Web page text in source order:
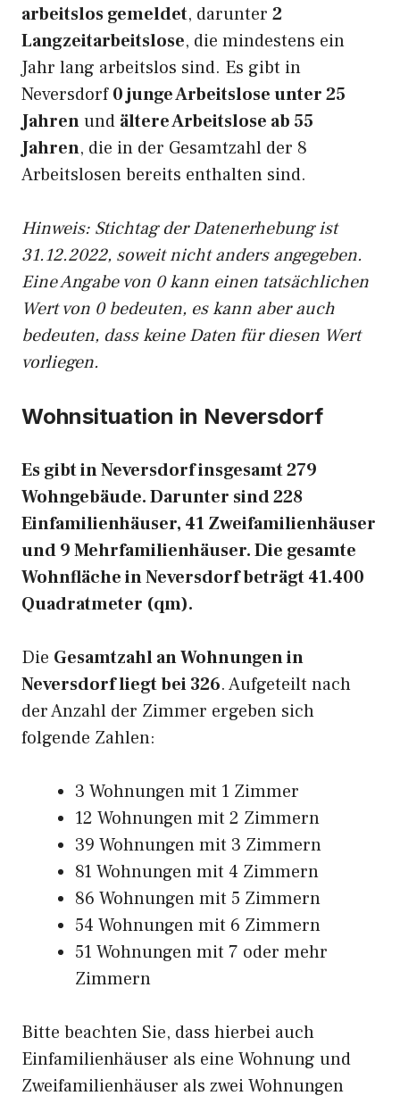
arbeitslos gemeldet, darunter 2
Langzeitarbeitslose, die mindestens ein
Jahr lang arbeitslos sind. Es gibt in
Neversdorf0 junge Arbeitslose unter 25
Jahrenund ältere Arbeitslose ab 55
Jahren, die in der Gesamtzahl der 8
Arbeitslosen bereits enthalten sind.
Hinweis: Stichtag der Datenerhebung ist
31.12.2022, soweit nicht anders angegeben.
Eine Angabe von 0 kann einen tatsächlichen
Wert von 0 bedeuten, es kann aber auch
bedeuten, dass keine Daten für diesen Wert
vorliegen.
Wohnsituation in Neversdorf
Es gibt in Neversdorf insgesamt 279
Wohngebäude. Darunter sind 228
Einfamilienhäuser, 41 Zweifamilienhäuser
und 9 Mehrfamilienhäuser. Die gesamte
Wohnfläche in Neversdorf beträgt 41.400
Quadratmeter (qm).
Die Gesamtzahl an Wohnungen in
Neversdorf liegt bei 326. Aufgeteilt nach
der Anzahl der Zimmer ergeben sich
folgende Zahlen:
3 Wohnungen mit 1 Zimmer
12 Wohnungen mit 2 Zimmern
39 Wohnungen mit 3 Zimmern
81 Wohnungen mit 4 Zimmern
86 Wohnungen mit 5 Zimmern
54 Wohnungen mit 6 Zimmern
51 Wohnungen mit 7 oder mehr
Zimmern
Bitte beachten Sie, dass hierbei auch
Einfamilienhäuser als eine Wohnung und
Zweifamilienhäuser als zwei Wohnungen